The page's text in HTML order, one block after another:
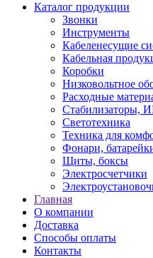
Каталог продукции
Звонки
Инструменты
Кабеленесущие
Кабельная
Коробки
Низковольтное
Расходные
Стабилизаторы,
Светотехника
Техника для
Фонари,
Щиты, боксы
Электросчетчики
Главная
О компании
Доставка
Способы оплаты
Контакты